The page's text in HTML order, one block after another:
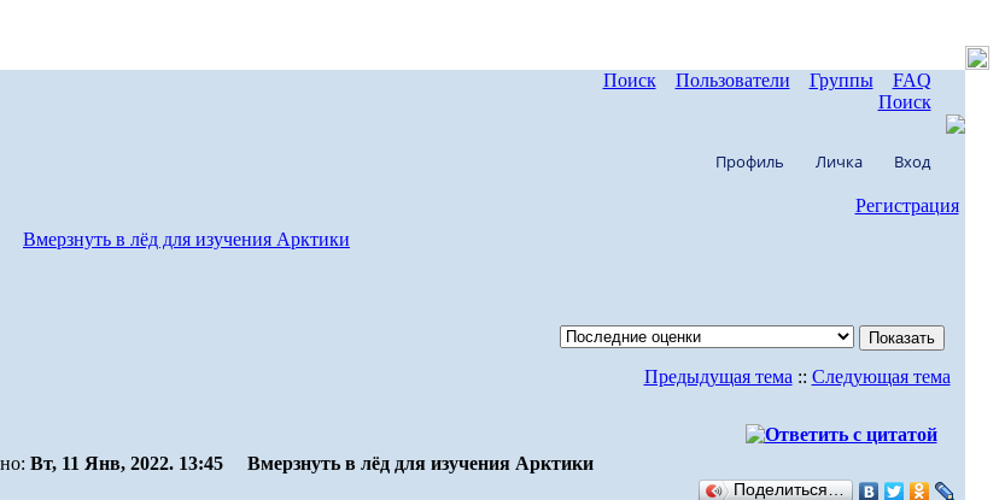
Поиск Пользователи Группы
FAQ
Поиск
Профиль Личка Вход
Регистрация
Вмерзнуть в лёд для изучения Арктики
Предыдущая тема :: Следующая тема
Вт, 11 Янв, 2022. 13:45 Вмерзнуть в лёд для изучения Арктики
Поделиться…